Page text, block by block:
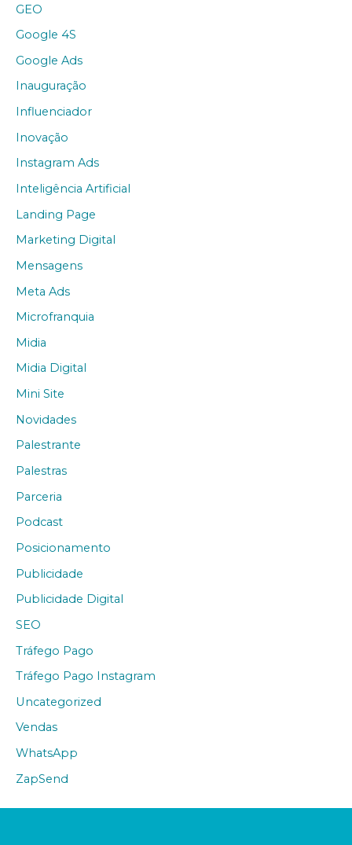
GEO
Google 4S
Google Ads
Inauguração
Influenciador
Inovação
Instagram Ads
Inteligência Artificial
Landing Page
Marketing Digital
Mensagens
Meta Ads
Microfranquia
Midia
Midia Digital
Mini Site
Novidades
Palestrante
Palestras
Parceria
Podcast
Posicionamento
Publicidade
Publicidade Digital
SEO
Tráfego Pago
Tráfego Pago Instagram
Uncategorized
Vendas
WhatsApp
ZapSend